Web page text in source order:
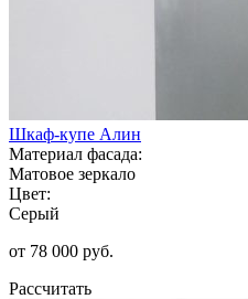
Шкаф-купе Алин
Материал фасада:
Матовое зеркало
Цвет:
Серый
от 78 000 руб.
Рассчитать